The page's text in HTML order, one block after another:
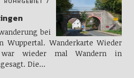
bei
Wuppertal. Wanderkarte Wieder
war wieder mal Wandern in
Die…